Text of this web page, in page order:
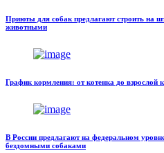
Приюты для собак предлагают строить на
животными
График кормления: от котенка до взрослой
В России предлагают на федеральном
бездомными собаками